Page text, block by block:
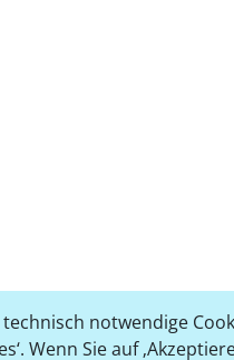
notwendige
Wenn Sie auf